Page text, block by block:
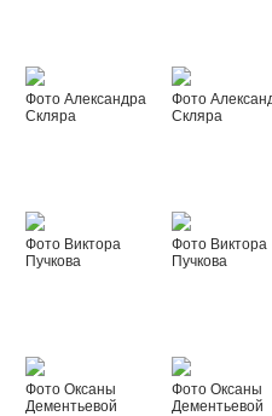
Фото Александра
Скляра
Фото
Скляра
Фото Виктора
Пучкова
Фото Виктора
Пучкова
Фото Оксаны
Дементьевой
Фото Оксаны
Дементьевой